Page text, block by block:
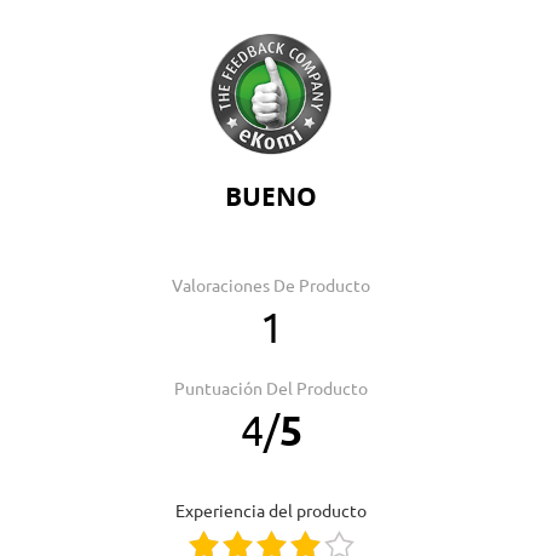
BUENO
Valoraciones De Producto
1
Puntuación Del Producto
4/5
Experiencia del producto